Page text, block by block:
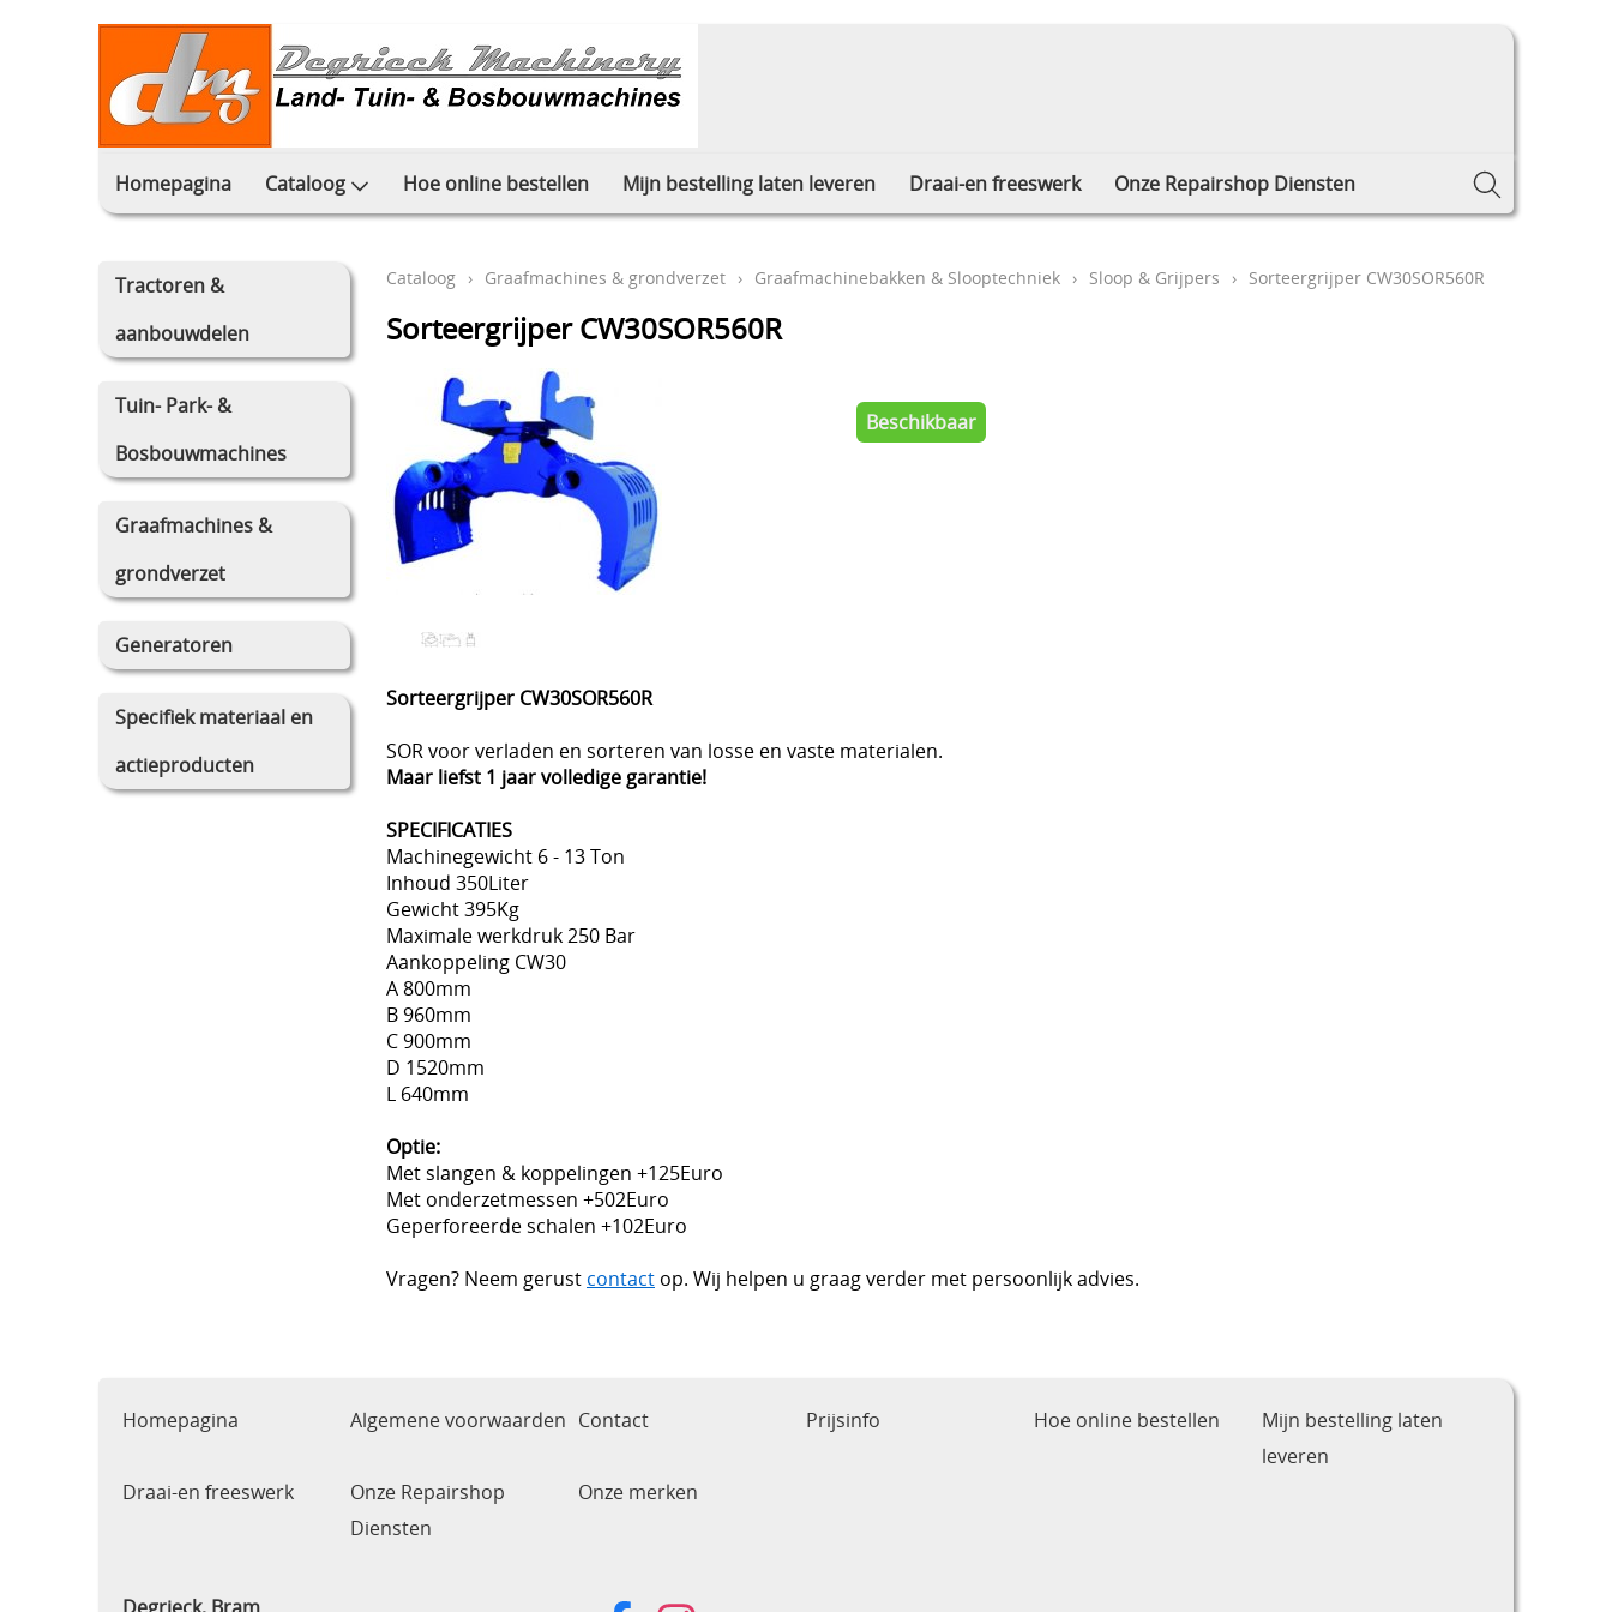
Homepagina Cataloog Hoe online bestellen Mijn bestelling laten leveren Draai-en freeswerk Onze Repairshop Diensten
Tractoren &
aanbouwdelen
Tuin- Park- &
Bosbouwmachines
Graafmachines &
grondverzet
Generatoren
Specifiek materiaal en
actieproducten
Cataloog › Graafmachines & grondverzet › Graafmachinebakken & Slooptechniek › Sloop & Grijpers › Sorteergrijper CW30SOR560R
Sorteergrijper CW30SOR560R
Beschikbaar
Sorteergrijper CW30SOR560R
SOR voor verladen en sorteren van losse en vaste materialen.
Maar liefst 1 jaar volledige garantie!
SPECIFICATIES
Machinegewicht 6 - 13 Ton
Inhoud 350Liter
Gewicht 395Kg
Maximale werkdruk 250 Bar
Aankoppeling CW30
A 800mm
B 960mm
C 900mm
D 1520mm
L 640mm
Optie:
Met slangen & koppelingen +125Euro
Met onderzetmessen +502Euro
Geperforeerde schalen +102Euro
Vragen? Neem gerust contact op. Wij helpen u graag verder met persoonlijk advies.
Homepagina Algemene voorwaarden Contact Prijsinfo Hoe online bestellen
Mijn bestelling laten
leveren
Draai-en freeswerk
Onze Repairshop
Diensten
Onze merken
Degrieck, Bram